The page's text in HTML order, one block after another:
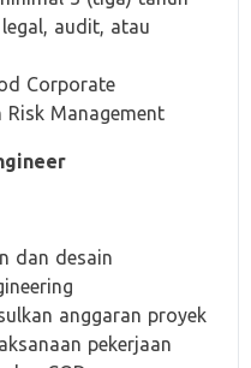
audit, atau
Corporate
Risk Management
dan desain
anggaran proyek
pekerjaan